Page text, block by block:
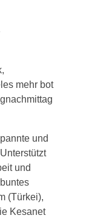
mehr bot
und
und
(Türkei),
Kesanet